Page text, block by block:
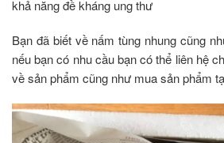
khả năng đề kháng ung thư
Bạn đã biết về nấm tùng nhung cũng
nếu bạn có nhu cầu bạn có thể liên hệ
về sản phẩm cũng như mua sản phẩm